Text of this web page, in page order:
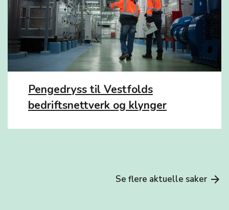
Pengedryss til Vestfolds
bedriftsnettverk og klynger
Se flere aktuelle saker arrow_forward